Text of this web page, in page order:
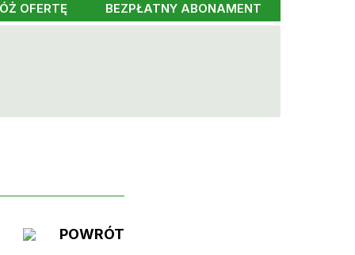
OFERTĘ BEZPŁATNY ABONAMENT
POWRÓT